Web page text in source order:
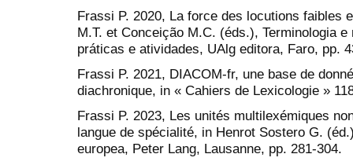
Frassi P. 2020, La force des locutions faibles
M.T. et Conceição M.C. (éds.), Terminologia
práticas e atividades, UAlg editora, Faro, pp.
Frassi P. 2021, DIACOM-fr, une base de
diachronique, in « Cahiers de Lexicologie »
Frassi P. 2023, Les unités multilexémiques
langue de spécialité, in Henrot Sostero G.
europea, Peter Lang, Lausanne, pp. 281-304.